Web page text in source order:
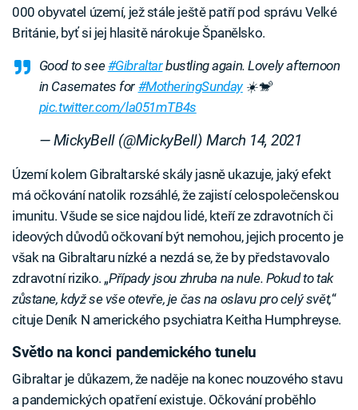
000 obyvatel území, jež stále ještě patří pod správu Velké
Británie, byť si jej hlasitě nárokuje Španělsko.
Good to see#Gibraltarbustling again. Lovely afternoon
in Casemates for #MotheringSunday☀️🐒
pic.twitter.com/la051mTB4s
— MickyBell (@MickyBell)March 14, 2021
Území kolem Gibraltarské skály jasně ukazuje, jaký efekt
má očkování natolik rozsáhlé, že zajistí celospolečenskou
imunitu. Všude se sice najdou lidé, kteří ze zdravotních či
ideových důvodů očkovaní být nemohou, jejich procento je
však na Gibraltaru nízké a nezdá se, že by představovalo
zdravotní riziko. „Případy jsou zhruba na nule. Pokud to tak
zůstane, když se vše otevře, je čas na oslavu pro celý svět,“
cituje Deník N amerického psychiatra Keitha Humphreyse.
Světlo na konci pandemického tunelu
Gibraltar je důkazem, že naděje na konec nouzového stavu
a pandemických opatření existuje. Očkování proběhlo